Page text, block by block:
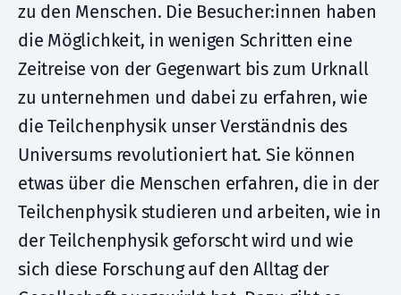
zu den Menschen. Die Besucher:innen haben
die Möglichkeit, in wenigen Schritten eine
Zeitreise von der Gegenwart bis zum Urknall
zu unternehmen und dabei zu erfahren, wie
die Teilchenphysik unser Verständnis des
Universums revolutioniert hat. Sie können
etwas über die Menschen erfahren, die in der
Teilchenphysik studieren und arbeiten, wie in
der Teilchenphysik geforscht wird und wie
sich diese Forschung auf den Alltag der